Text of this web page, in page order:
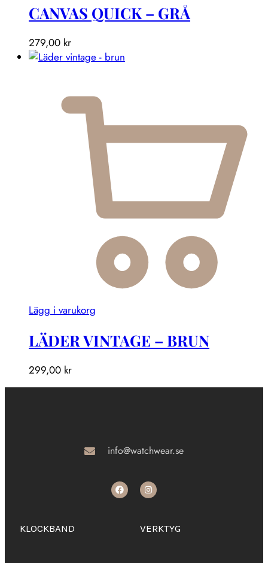
CANVAS QUICK – GRÅ
279,00 kr
Lägg i varukorg
LÄDER VINTAGE – BRUN
299,00 kr
info@watchwear.se
KLOCKBAND VERKTYG